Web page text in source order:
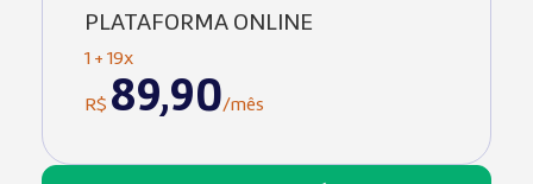
PLATAFORMA ONLINE
1 + 19x
R$ 89,90/mês